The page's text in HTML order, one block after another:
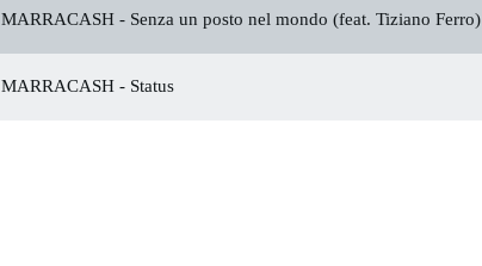
MARRACASH - Senza un posto nel mondo (feat. Tiziano Ferro)
MARRACASH - Status